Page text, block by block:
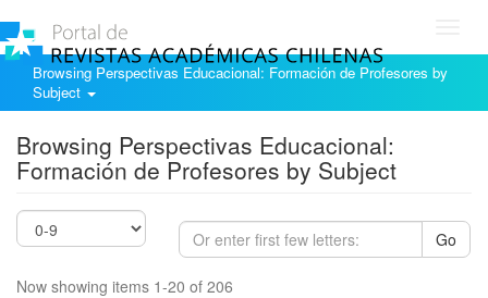
Browsing Perspectivas Educacional: Formación de Profesores by
Subject
Browsing Perspectivas Educacional:
Formación de Profesores by Subject
Go
Now showing items 1-20 of 206